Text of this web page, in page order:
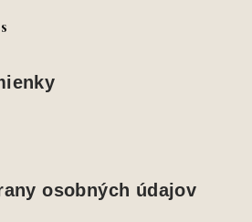
osobných údajov